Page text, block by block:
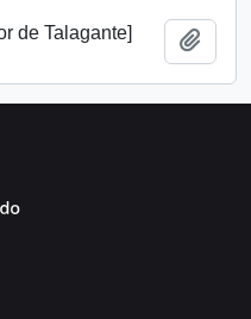
de Talagante]